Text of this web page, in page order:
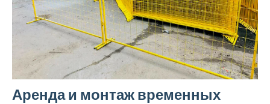
Аренда и монтаж временных